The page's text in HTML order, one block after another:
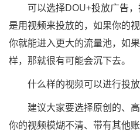
可以选择DOU+投放广告，
是用视频来投放的，如果你的
你就能进入更大的流量池，如
样，那就很有可能会沉下去。
什么样的视频可以进行投放
建议大家要选择原创的、高
你的视频模煳不清、带有其他